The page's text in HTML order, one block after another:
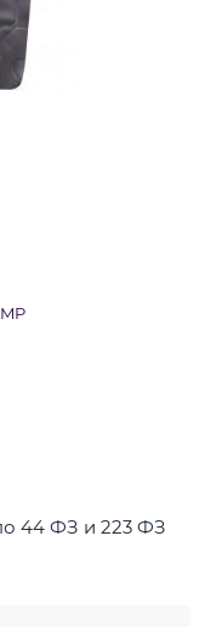
44 ФЗ и 223 ФЗ